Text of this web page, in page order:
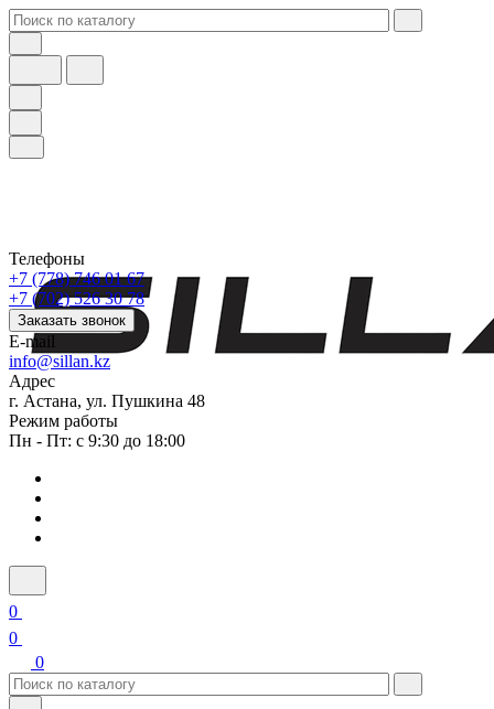
Телефоны
+7 (778) 746 01 67
+7 (702) 526 30 78
Заказать звонок
E-mail
info@sillan.kz
Адрес
г. Астана, ул. Пушкина 48
Режим работы
Пн - Пт: с 9:30 до 18:00
0
0
0